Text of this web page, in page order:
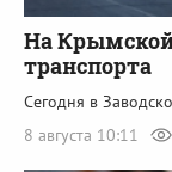
На
транспорта
Сегодня в
8 августа 10:11